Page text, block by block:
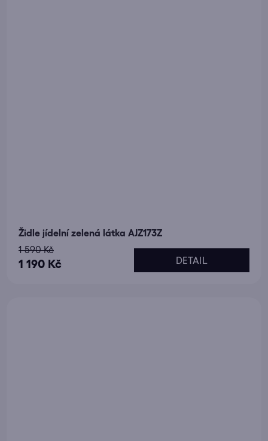
Židle jídelní zelená látka AJZ173Z
1 190 Kč
1 590 Kč
DETAIL